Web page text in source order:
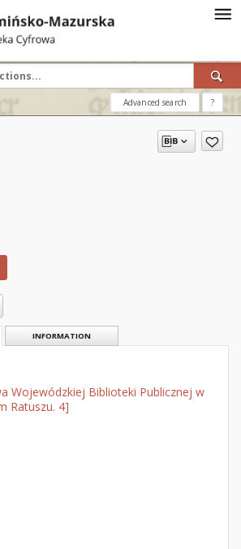
Advanced search ?
INFORMATION
Wojewódzkiej Biblioteki Publicznej w
Ratuszu. 4]